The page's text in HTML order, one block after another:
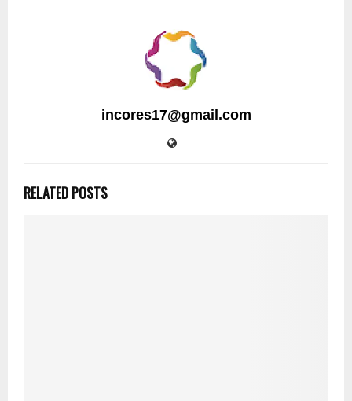
incores17@gmail.com
RELATED POSTS